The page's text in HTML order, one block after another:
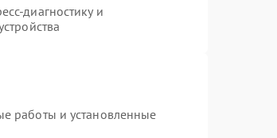
диагностику и
работы и установленные